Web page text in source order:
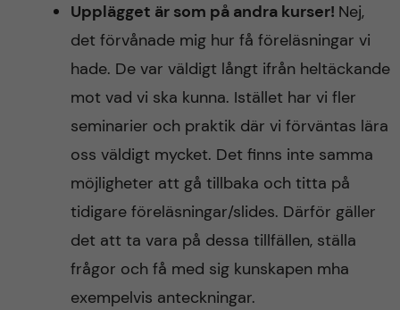
Upplägget är som på andra kurser! Nej,
det förvånade mig hur få föreläsningar vi
hade. De var väldigt långt ifrån heltäckande
mot vad vi ska kunna. Istället har vi fler
seminarier och praktik där vi förväntas lära
oss väldigt mycket. Det finns inte samma
möjligheter att gå tillbaka och titta på
tidigare föreläsningar/slides. Därför gäller
det att ta vara på dessa tillfällen, ställa
frågor och få med sig kunskapen mha
exempelvis anteckningar.